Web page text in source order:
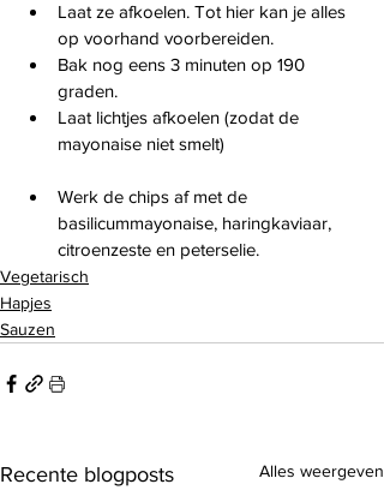
Laat ze afkoelen. Tot hier kan je alles
op voorhand voorbereiden.
Bak nog eens 3 minuten op 190
graden.
Laat lichtjes afkoelen (zodat de
mayonaise niet smelt)
Werk de chips af met de
basilicummayonaise, haringkaviaar,
citroenzeste en peterselie.
Vegetarisch
Hapjes
Sauzen
Recente blogposts Alles weergeven